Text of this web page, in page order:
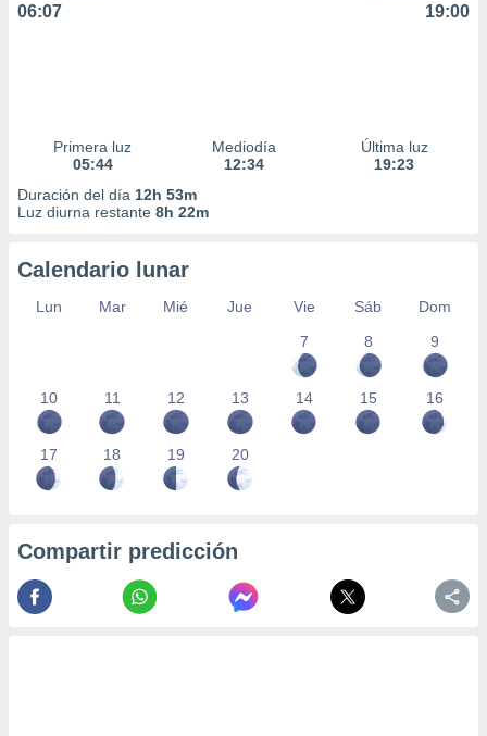
06:07 19:00
Primera luz
05:44
Mediodía
12:34
Última luz
19:23
Duración del día 12h 53m
Luz diurna restante 8h 22m
Calendario lunar
Lun Mar Mié Jue Vie Sáb
Dom
7
8 9
10 11 12 13 14 15 16
17 18 19 20
Compartir predicción